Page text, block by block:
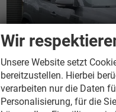
Wir
Unsere Website setzt
bereitzustellen. Hierbei
verarbeiten nur die Daten
Personalisierung, für die